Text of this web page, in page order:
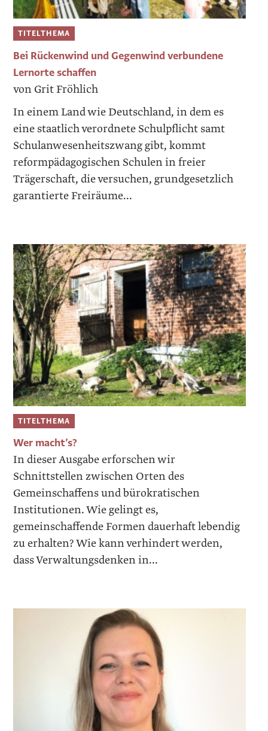
TITELTHEMA
Bei Rückenwind und Gegenwind verbundene
Lernorte schaffen
von Grit Fröhlich
In einem Land wie Deutschland, in dem es
eine staatlich verordnete Schulpflicht samt
Schulanwesenheitszwang gibt, kommt
reformpädagogischen Schulen in freier
Trägerschaft, die versuchen, grundgesetzlich
garantierte Freiräume...
TITELTHEMA
Wer macht’s?
In dieser Ausgabe erforschen wir
Schnittstellen zwischen Orten des
Gemeinschaffens und bürokratischen
Institutionen. Wie gelingt es,
gemeinschaffende Formen dauerhaft lebendig
zu erhalten? Wie kann verhindert werden,
dass Verwaltungsdenken in...